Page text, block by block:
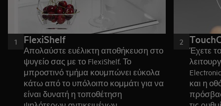
1 FlexiShelf
Απολαύστε ευέλικτη αποθήκευση στο
ψυγείο σας με το FlexiShelf. Το
μπροστινό τμήμα κουμπώνει εύκολα
κάτω από το υπόλοιπο κομμάτι για να
είναι δυνατή η τοποθέτηση
2
Έχετε
και η